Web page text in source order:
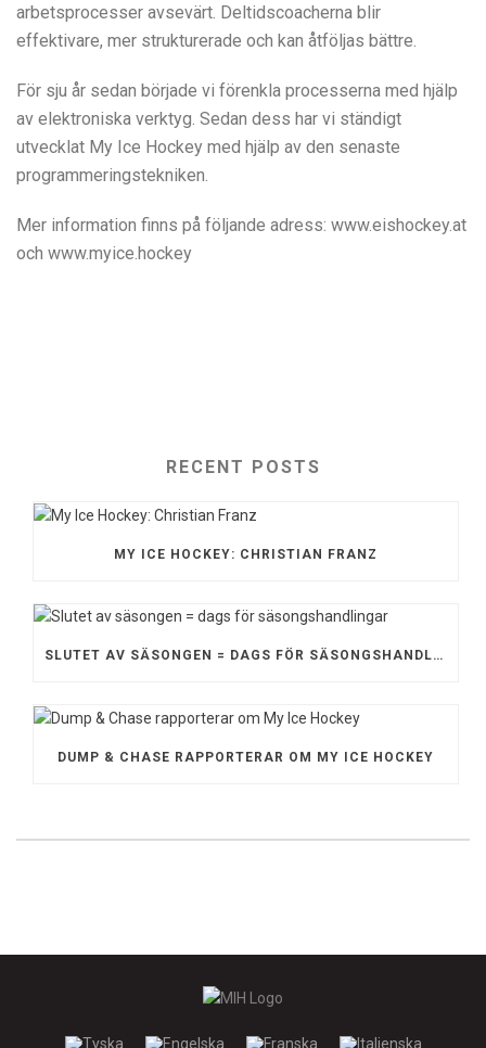
arbetsprocesser avsevärt. Deltidscoacherna blir
effektivare, mer strukturerade och kan åtföljas bättre.
För sju år sedan började vi förenkla processerna med hjälp
av elektroniska verktyg. Sedan dess har vi ständigt
utvecklat My Ice Hockey med hjälp av den senaste
programmeringstekniken.
Mer information finns på följande adress: www.eishockey.at
och www.myice.hockey
RECENT POSTS
MY ICE HOCKEY: CHRISTIAN FRANZ
SLUTET AV SÄSONGEN = DAGS FÖR SÄSONGSHANDLINGAR
DUMP & CHASE RAPPORTERAR OM MY ICE HOCKEY